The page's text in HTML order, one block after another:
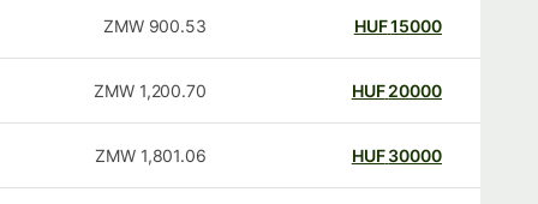
15000
HUF
900.53
ZMW
20000
HUF
1,200.70
ZMW
30000
HUF
1,801.06
ZMW